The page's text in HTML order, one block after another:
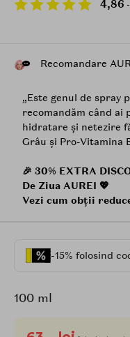
4,86
Recomandare
„Este genul de spray
recomandăm când ai
hidratare și netezire
Grâu și Pro-Vitamina
🎉 30% EXTRA
De Ziua AUREI 💖
Vezi cum obții
-15% folosind
100 ml